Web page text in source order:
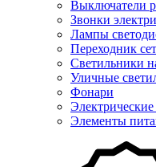
Выключатели
Звонки
Лампы
Переходник
Светильники
Уличные
Фонари
Элементы